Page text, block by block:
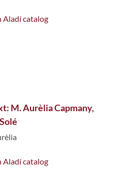
Aladí catalog
M. Aurèlia Capmany,
Aladí catalog